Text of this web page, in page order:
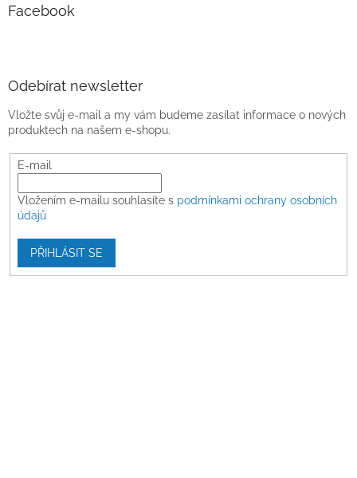
Facebook
Odebírat newsletter
Vložte svůj e-mail a my vám budeme zasílat informace o nových
produktech na našem e-shopu.
E-mail
Vložením e-mailu souhlasíte s podmínkami ochrany osobních
údajů
PŘIHLÁSIT SE